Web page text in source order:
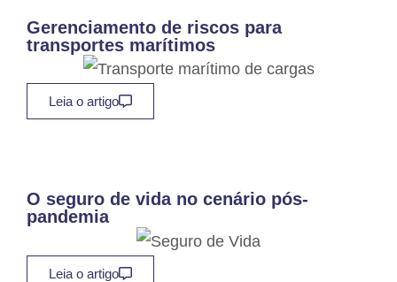
Gerenciamento de riscos para
transportes marítimos
Leia o artigo
O seguro de vida no cenário pós-
pandemia
Leia o artigo